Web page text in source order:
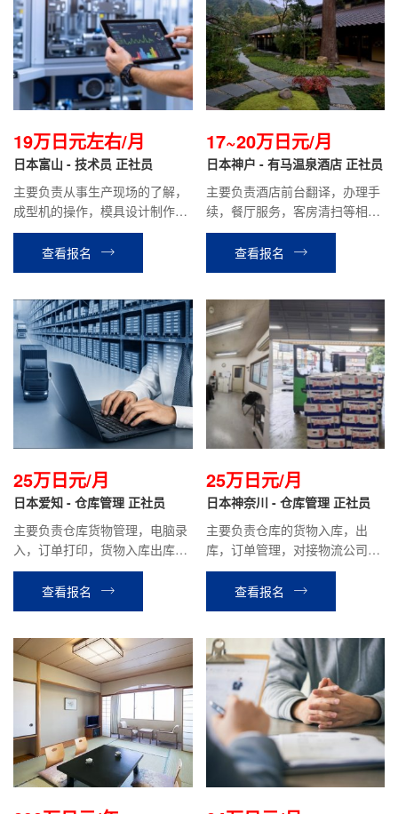
19万日元左右/月
日本富山 - 技术员 正社员
主要负责从事生产现场的了解，
成型机的操作，模具设计制作等
相关工作。
查看报名
17~20万日元/月
日本神户 - 有马温泉酒店 正社员
主要负责酒店前台翻译，办理手
续，餐厅服务，客房清扫等相关
工作。
查看报名
25万日元/月
日本爱知 - 仓库管理 正社员
主要负责仓库货物管理，电脑录
入，订单打印，货物入库出库，
打包发货等相关工作。
查看报名
25万日元/月
日本神奈川 - 仓库管理 正社员
主要负责仓库的货物入库，出
库，订单管理，对接物流公司等
工作。
查看报名